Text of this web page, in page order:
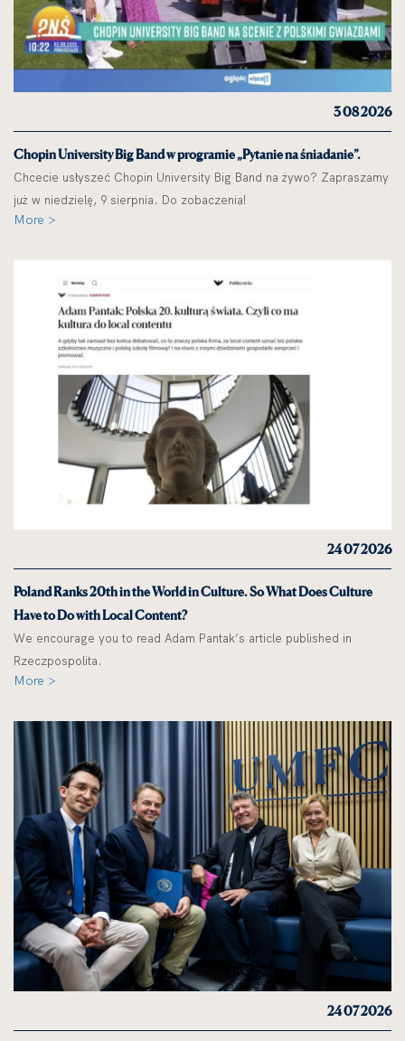
3 08 2026
Chopin University Big Band w programie „Pytanie na śniadanie”.
Chcecie usłyszeć Chopin University Big Band na żywo? Zapraszamy
już w niedzielę, 9 sierpnia. Do zobaczenia!
More >
24 07 2026
Poland Ranks 20th in the World in Culture. So What Does Culture
Have to Do with Local Content?
We encourage you to read Adam Pantak’s article published in
Rzeczpospolita.
More >
24 07 2026